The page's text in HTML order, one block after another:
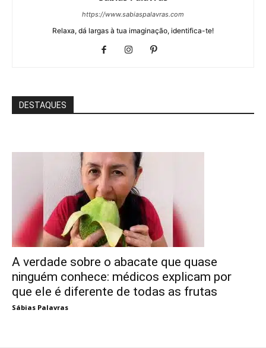
https://www.sabiaspalavras.com
Relaxa, dá largas à tua imaginação, identifica-te!
DESTAQUES
A verdade sobre o abacate que quase
ninguém conhece: médicos explicam por
que ele é diferente de todas as frutas
Sábias Palavras